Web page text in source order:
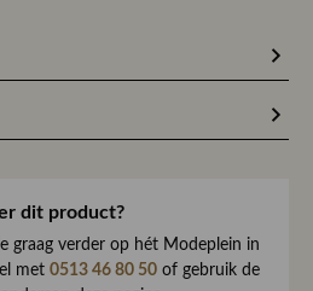
Katoen / 36% Gerecycled
dat het kan gebeuren dat
naar wens is. Daarom ben je
dit product?
graag verder op hét Modeplein in
met 0513 46 80 50 of gebruik de